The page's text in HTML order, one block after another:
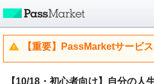
【重要】PassMarketサービ
【10/18・初心者向け】自分の人